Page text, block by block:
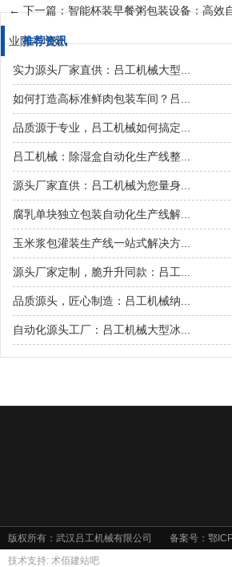
←下一篇：智能杯装早餐粥包装设备：高效
业降本增效
推荐资讯
实力源头厂家直供：吕工机械大型...
如何打造高标准鲜肉包装车间？吕...
品质源于专业，吕工机械如何搞定...
吕工机械：除湿盒自动化生产线整...
源头厂家直供：吕工机械为您量身...
腐乳单块独立包装自动化生产线解...
玉米浆包灌装生产线一站式解决方...
源头厂家定制，脆升升同款：吕工...
品质源头，匠心制造：吕工机械纳...
自动化源头工厂：吕工机械大型冰...
版权所有：武汉吕工机械有限公司 备案号： 鄂
技术支持: 术佰建站吧